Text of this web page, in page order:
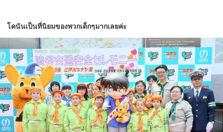
โคนันเป็นที่นิยมของพวกเด็กๆมากเลยค่ะ